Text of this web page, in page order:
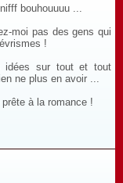
bouhouuuu ...
moi pas des gens qui
!
idées sur tout et tout
ne plus en avoir ...
à la romance !